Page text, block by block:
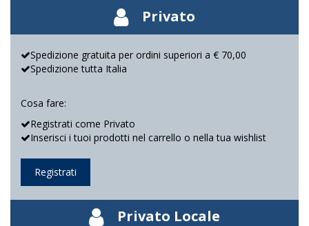
Privato
Spedizione gratuita per ordini superiori a € 70,00
Spedizione tutta Italia
Cosa fare:
Registrati come Privato
Inserisci i tuoi prodotti nel carrello o nella tua wishlist
Registrati
Privato Locale